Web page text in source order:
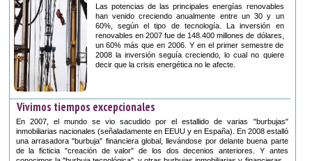
Las potencias de las principales energías renovables
han venido creciendo anualmente entre un 30 y un
60%, según el tipo de tecnología. La inversión en
renovables en 2007 fue de 148.400 millones de dólares,
un 60% más que en 2006. Y en el primer semestre de
2008 la inversión seguía creciendo, lo cual no quiere
decir que la crisis energética no le afecte.
Vivimos tiempos excepcionales
En 2007, el mundo se vio sacudido por el estallido de varias "burbujas"
inmobiliarias nacionales (señaladamente en EEUU y en España). En 2008 estalló
una arrasadora "burbuja" financiera global, llevándose por delante buena parte
de la ficticia "creación de valor" de los dos decenios anteriores. Y antes